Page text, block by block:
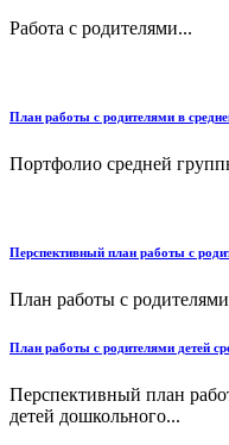
Работа с родителями...
План работы с родителями в
Портфолио средней
Перспективный план работы с
План работы с
План работы с родителями детей
Перспективный план
детей дошкольного...